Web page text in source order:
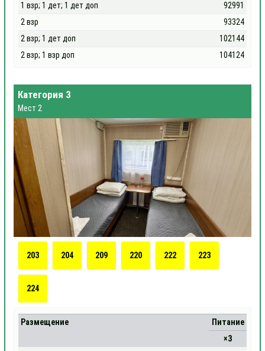
1 взр; 1 дет; 1 дет доп
92991
2 взр
93324
2 взр; 1 дет доп
102144
2 взр; 1 взр доп
104124
Категория 3
Мест 2
203 204 209 220 222 223
224
Размещение
Питание
×3